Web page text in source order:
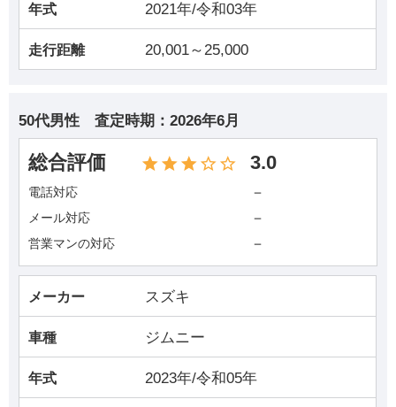
年式 2021年/令和03年
走行距離 20,001～25,000
50代男性 査定時期： 2026年6月
総合評価 3.0
電話対応 －
メール対応 －
営業マンの対応 －
メーカー スズキ
車種 ジムニー
年式 2023年/令和05年